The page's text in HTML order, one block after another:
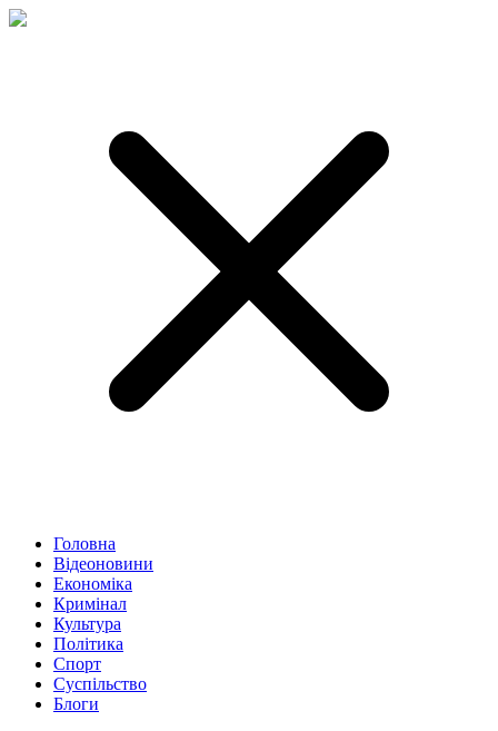
Головна
Відеоновини
Економіка
Кримінал
Культура
Політика
Спорт
Суспільство
Блоги